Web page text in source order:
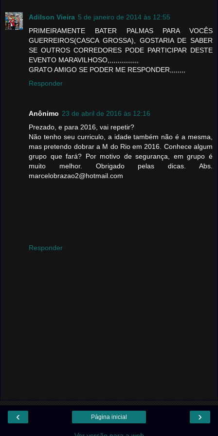
Adilson Vieira 5 de janeiro de 2014 às 12:55
PRIMEIRAMENTE BATER PALMAS PARA VOCÊS
GUERREIROS(CASCA GROSSA), GOSTARIA DE SABER
SE OUTROS CORREDORES PODE PARTICIPAR DESTE
EVENTO MARAVILHOSO,,,,,,,,,,,,,,,,
GRATO AMIGO SE PODER ME RESPONDER,,,,,,,,
Responder
Anônimo 23 de abril de 2016 às 12:16
Prezado, e para 2016, vai repetir?
Não tenho seu curriculo, a idade também não é a mesma,
mas pretendo dobrar a M do Rio em 2016. Conhece algum
grupo que fará? Por motivo de segurança, em grupo é
muito melhor. Obrigado pelas dicas. Abs.
marcelobrazao2@hotmail.com
Responder
‹ ›
Página inicial